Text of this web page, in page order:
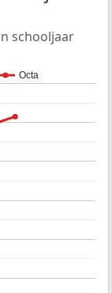
schooljaar
Octa